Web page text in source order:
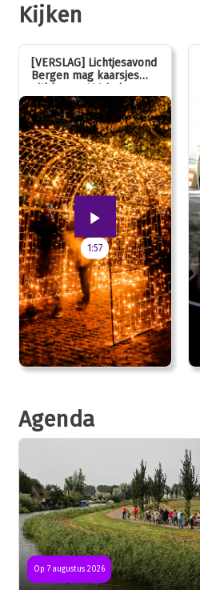
Kijken
[VERSLAG] Lichtjesavond
Bergen mag kaarsjes
uitblazen: 100 jarig
jubileum!
1:57
Agenda
Op 7 augustus 2026